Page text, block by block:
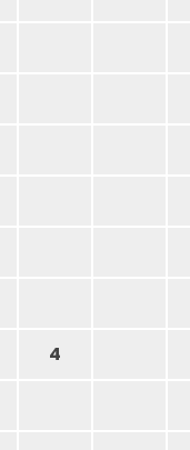
4